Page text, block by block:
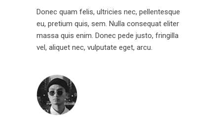
Donec quam felis, ultricies nec, pellentesque
eu, pretium quis, sem. Nulla consequat eliter
massa quis enim. Donec pede justo, fringilla
vel, aliquet nec, vulputate eget, arcu.